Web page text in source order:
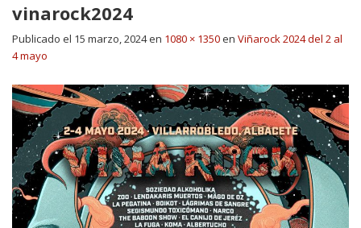
vinarock2024
Publicado el 15 marzo, 2024en 1080 × 1350en Viñarock 2024 del 2 al
4 mayo